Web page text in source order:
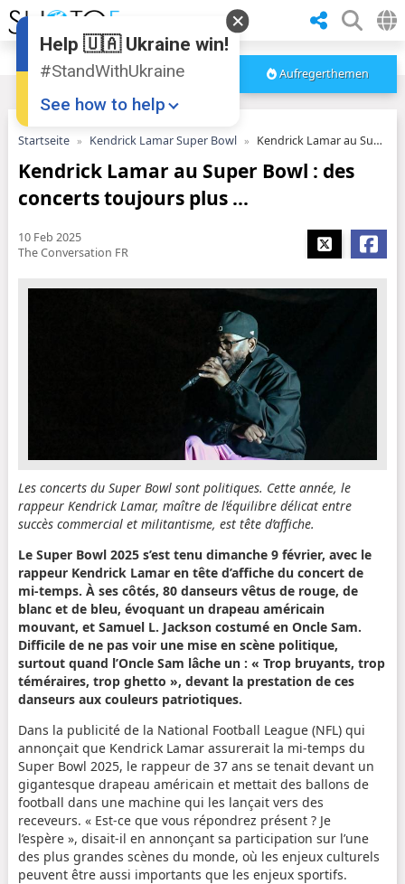
Aufregerthemen
Startseite Kendrick Lamar Super Bowl Kendrick Lamar au Super Bowl : des concerts toujours plus ...
Kendrick Lamar au Super Bowl : des
concerts toujours plus ...
10 Feb 2025
The Conversation FR
Les concerts du Super Bowl sont politiques. Cette année, le
rappeur Kendrick Lamar, maître de l’équilibre délicat entre
succès commercial et militantisme, est tête d’affiche.
Le Super Bowl 2025 s’est tenu dimanche 9 février, avec le
rappeur Kendrick Lamar en tête d’affiche du concert de
mi-temps. À ses côtés, 80 danseurs vêtus de rouge, de
blanc et de bleu, évoquant un drapeau américain
mouvant, et Samuel L. Jackson costumé en Oncle Sam.
Difficile de ne pas voir une mise en scène politique,
surtout quand l’Oncle Sam lâche un : « Trop bruyants, trop
téméraires, trop ghetto », devant la prestation de ces
danseurs aux couleurs patriotiques.
Dans la publicité de la National Football League (NFL) qui
annonçait que Kendrick Lamar assurerait la mi-temps du
Super Bowl 2025, le rappeur de 37 ans se tenait devant un
gigantesque drapeau américain et mettait des ballons de
football dans une machine qui les lançait vers des
receveurs. « Est-ce que vous répondrez présent ? Je
l’espère », disait-il en annonçant sa participation sur l’une
des plus grandes scènes du monde, où les enjeux culturels
peuvent être aussi importants que les enjeux sportifs.
Help 🇺🇦 Ukraine win!
#StandWithUkraine
See how to help
📌